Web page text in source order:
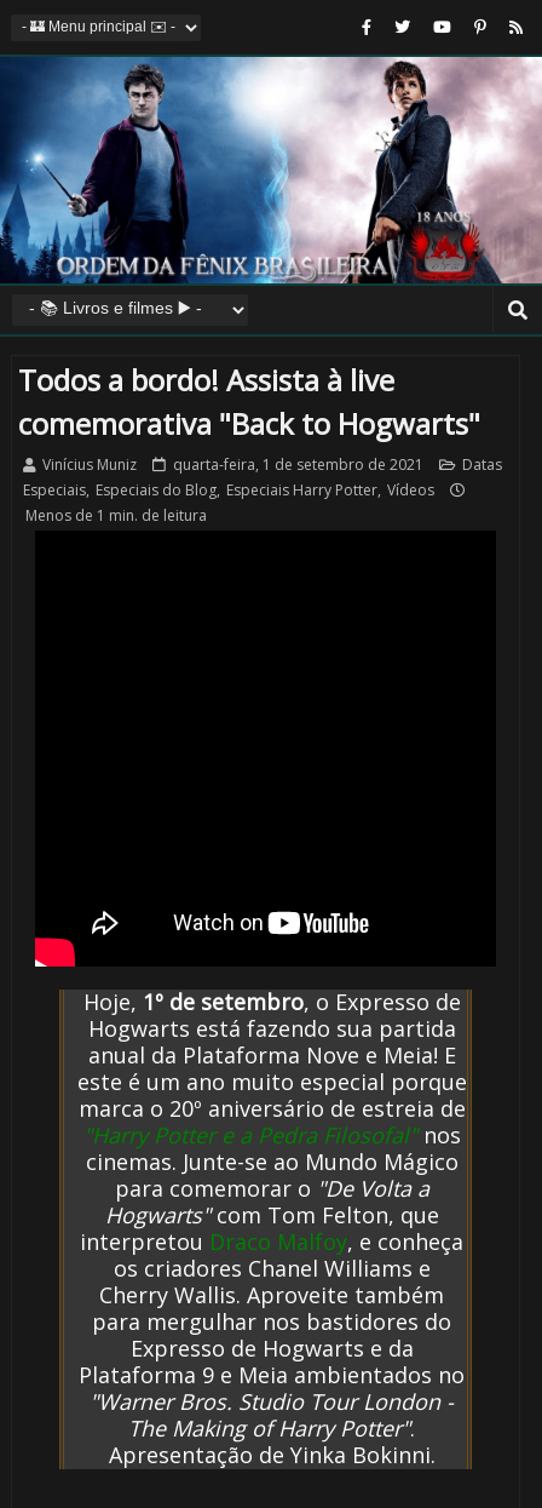
Todos a bordo! Assista à live
comemorativa "Back to Hogwarts"
Vinícius Muniz quarta-feira, 1 de setembro de 2021
Datas
Especiais, Especiais do Blog, Especiais Harry Potter, Vídeos
Menos de 1 min. de leitura
Hoje, 1º de setembro, o Expresso de
Hogwarts está fazendo sua partida
anual da Plataforma Nove e Meia! E
este é um ano muito especial porque
marca o 20º aniversário de estreia de
"Harry Potter e a Pedra Filosofal"nos
cinemas. Junte-se ao Mundo Mágico
para comemorar o "De Volta a
Hogwarts"com Tom Felton, que
interpretou Draco Malfoy, e conheça
os criadores Chanel Williams e
Cherry Wallis. Aproveite também
para mergulhar nos bastidores do
Expresso de Hogwarts e da
Plataforma 9 e Meia ambientados no
"Warner Bros. Studio Tour London -
The Making of Harry Potter".
Apresentação de Yinka Bokinni.
⚡
🎈